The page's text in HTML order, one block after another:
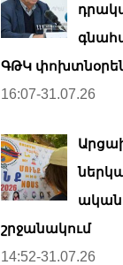
ԳԹԿ
16:07-31.07.26
ական
շրջանակում
14:52-31.07.26